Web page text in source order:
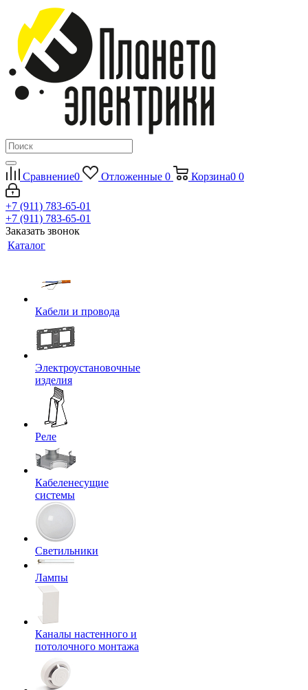
Сравнение0 Отложенные 0 Корзина0 0
+7 (911) 783-65-01
+7 (911) 783-65-01
Заказать звонок
Каталог
Кабели и провода
Электроустановочные
изделия
Реле
Кабеленесущие
системы
Светильники
Лампы
Каналы настенного и
потолочного монтажа